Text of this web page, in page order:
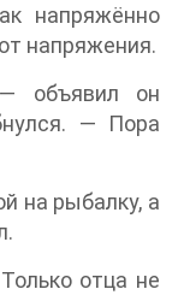
напряжённо
напряжения.
объявил он
— Пора
на рыбалку, а
отца не